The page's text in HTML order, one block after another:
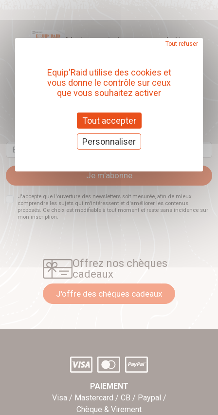
Notre catalogue produits
Abonnez-vous à
notre newsletter
Email
Je m'abonne
J'accepte que l'ouverture des newsletters soit mesurée, afin de mieux
comprendre les sujets qui m'intéressent et d'améliorer les contenus
proposés. Ce choix est modifiable à tout moment et reste sans incidence sur
mon inscription.
Offrez nos chèques
cadeaux
J'offre des chèques cadeaux
PAIEMENT
Visa / Mastercard / CB / Paypal /
Chèque & Virement
Equip'Raid utilise des cookies et
vous donne le contrôle sur ceux
que vous souhaitez activer
Tout accepter
Tout refuser
Personnaliser